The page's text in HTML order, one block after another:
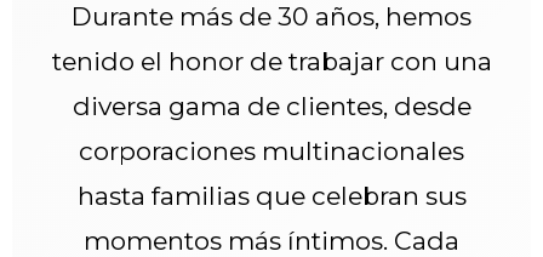
Durante más de 30 años, hemos
tenido el honor de trabajar con una
diversa gama de clientes, desde
corporaciones multinacionales
hasta familias que celebran sus
momentos más íntimos. Cada